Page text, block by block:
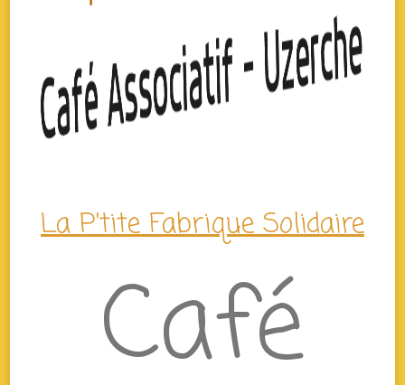
La P'tite Fabrique Solidaire
Café